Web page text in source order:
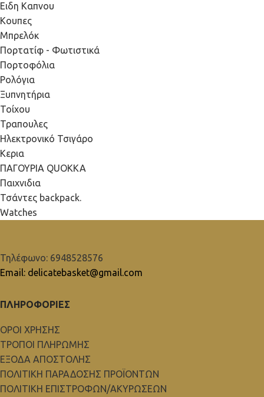
Ειδη Καπνου
Κουπες
Μπρελόκ
Πορτατίφ - Φωτιστικά
Πορτοφόλια
Ρολόγια
Ξυπνητήρια
Τοίχου
Τραπουλες
Ηλεκτρονικό Τσιγάρο
Κερια
ΠΑΓΟΥΡΙΑ QUOKKA
Παιχνιδια
Τσάντες backpack.
Watches
Τηλέφωνο: 6948528576
Email: delicatebasket@gmail.com
ΠΛΗΡΟΦΟΡΙΕΣ
ΟΡΟΙ ΧΡΗΣΗΣ
ΤΡΟΠΟΙ ΠΛΗΡΩΜΗΣ
ΕΞΟΔΑ ΑΠΟΣΤΟΛΗΣ
ΠΟΛΙΤΙΚΗ ΠΑΡΑΔΟΣΗΣ ΠΡΟΪΟΝΤΩΝ
ΠΟΛΙΤΙΚΗ ΕΠΙΣΤΡΟΦΩΝ/ΑΚΥΡΩΣΕΩΝ